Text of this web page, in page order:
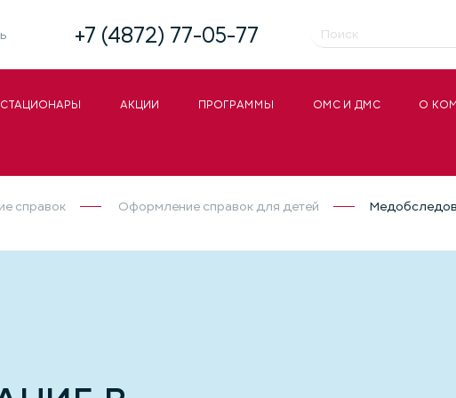
+7 (4872) 77-05-77
СТАЦИОНАРЫ АКЦИИ ПРОГРАММЫ ОМС И ДМС О
справок Оформление справок для детей